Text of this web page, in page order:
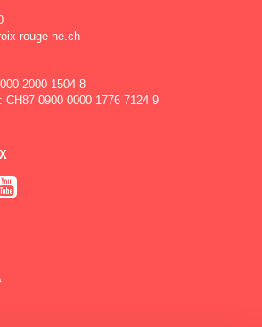
rouge-ne.ch
2000 1504 8
CH87 0900 0000 1776 7124 9